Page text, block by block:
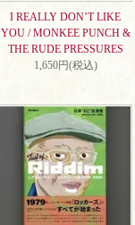
I REALLY DON’T LIKE
YOU / MONKEE PUNCH &
THE RUDE PRESSURES
1,650円(税込)